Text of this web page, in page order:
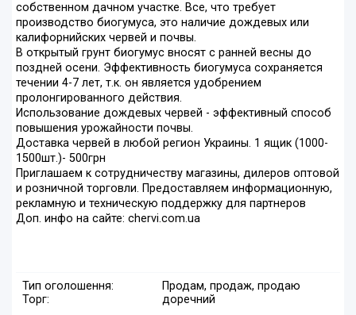
собственном дачном участке. Все, что требует
производство биогумуса, это наличие дождевых или
калифорнийских червей и почвы.
В открытый грунт биогумус вносят с ранней весны до
поздней осени. Эффективность биогумуса сохраняется
течении 4-7 лет, т.к. он является удобрением
пролонгированного действия.
Использование дождевых червей - эффективный способ
повышения урожайности почвы.
Доставка червей в любой регион Украины. 1 ящик (1000-
1500шт.)- 500грн
Приглашаем к сотрудничеству магазины, дилеров оптовой
и розничной торговли. Предоставляем информационную,
рекламную и техническую поддержку для партнеров
Доп. инфо на сайте: chervi.com.ua
Тип оголошення:
Продам, продаж, продаю
Торг:
доречний